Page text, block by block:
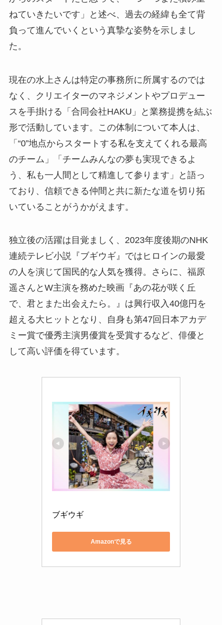
ねていきたいです」と述べ、過去の経緯も全て背
負って進んでいくという真摯な姿勢を示しまし
た。
現在の水上さんは特定の事務所に所属するのでは
なく、クリエイターのマネジメントやプロデュー
スを手掛ける「合同会社HAKU」と業務提携を結ぶ
形で活動しています。この体制について本人は、
「“0”地点からスタートする私を支えてくれる最高
のチーム」「チームみんなの夢も実現できるよ
う、私も一人間として精進して参ります」と語っ
ており、信頼できる仲間と共に新たな道を切り拓
いていることがうかがえます。
独立後の活躍は目覚ましく、2023年度後期のNHK
連続テレビ小説『ブギウギ』ではヒロインの最愛
の人を演じて国民的な人気を獲得。さらに、福原
遥さんとW主演を務めた映画『あの花が咲く丘
で、君とまた出会えたら。』は興行収入40億円を
超える大ヒットとなり、自身も第47回日本アカデ
ミー賞で優秀主演男優賞を受賞するなど、俳優と
して高い評価を得ています。
ブギウギ
Amazonで見る